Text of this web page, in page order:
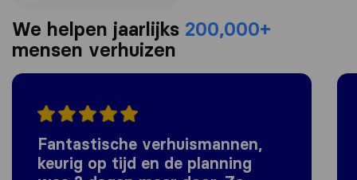
We helpen jaarlijks 200,000+
mensen verhuizen
Fantastische verhuismannen,
keurig op tijd en de planning